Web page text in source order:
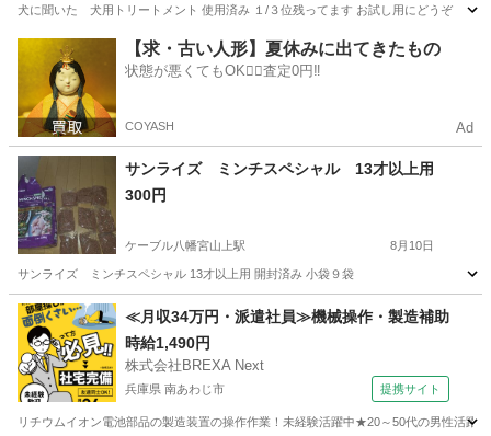
犬に聞いた 犬用トリートメント 使用済み １/３位残ってます お試し用にどうぞ
ケーブル八幡宮山上駅 その他
【求・古い人形】夏休みに出てきたもの
状態が悪くてもOK🙆‍♀️査定0円‼️
COYASH Ad
サンライズ ミンチスペシャル 13才以上用
300円
ケーブル八幡宮山上駅 8月10日
サンライズ ミンチスペシャル 13才以上用 開封済み 小袋９袋
京都 八幡市 ケーブル八幡宮山上駅 その他 ミンチ
≪月収34万円・派遣社員≫機械操作・製造補助
時給1,490円
株式会社BREXA Next
兵庫県 南あわじ市 提携サイト
リチウムイオン電池部品の製造装置の操作作業！未経験活躍中★20～50代の男性活